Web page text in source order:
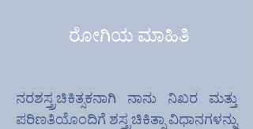
ರೋಗಿಯ ಮಾಹಿತಿ
ನರಶಸ್ತ್ರಚಿಕಿತ್ಸಕನಾಗಿ ನಾನು ನಿಖರ ಮತ್ತು
ಪರಿಣತಿಯೊಂದಿಗೆ ಶಸ್ತ್ರಚಿಕಿತ್ಸಾ ವಿಧಾನಗಳನ್ನು